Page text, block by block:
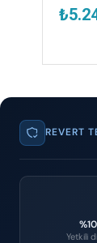
REVERT
Yetkili